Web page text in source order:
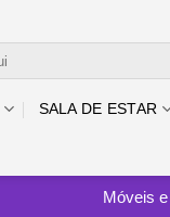
SALA DE ESTAR
Móveis